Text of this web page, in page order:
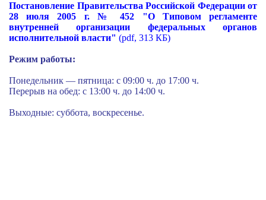
Постановление Правительства Российской Федерации от
28 июля 2005 г. № 452 "О Типовом регламенте
внутренней организации федеральных органов
исполнительной власти" (pdf, 313 КБ)
Режим работы:
Понедельник — пятница: с 09:00 ч. до 17:00 ч.
Перерыв на обед: с 13:00 ч. до 14:00 ч.
Выходные: суббота, воскресенье.